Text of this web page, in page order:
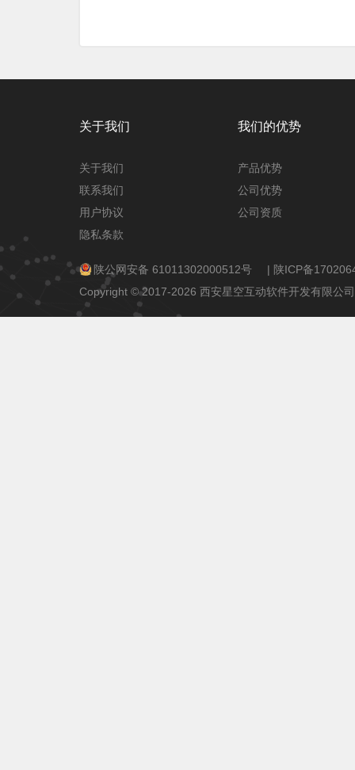
关于我们
关于我们
联系我们
用户协议
隐私条款
我们的优势
产品优势
公司优势
公司资质
陕公网安备 61011302000512号 | 陕ICP备
Copyright © 2017-2026 西安星空互动软件开发有限公